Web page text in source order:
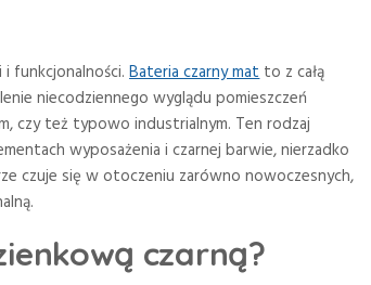
i funkcjonalności.Bateria czarny matto z całą
niecodziennego wyglądu pomieszczeń
czy też typowo industrialnym. Ten rodzaj
wyposażenia i czarnej barwie, nierzadko
czuje się w otoczeniu zarówno nowoczesnych,
czarną?